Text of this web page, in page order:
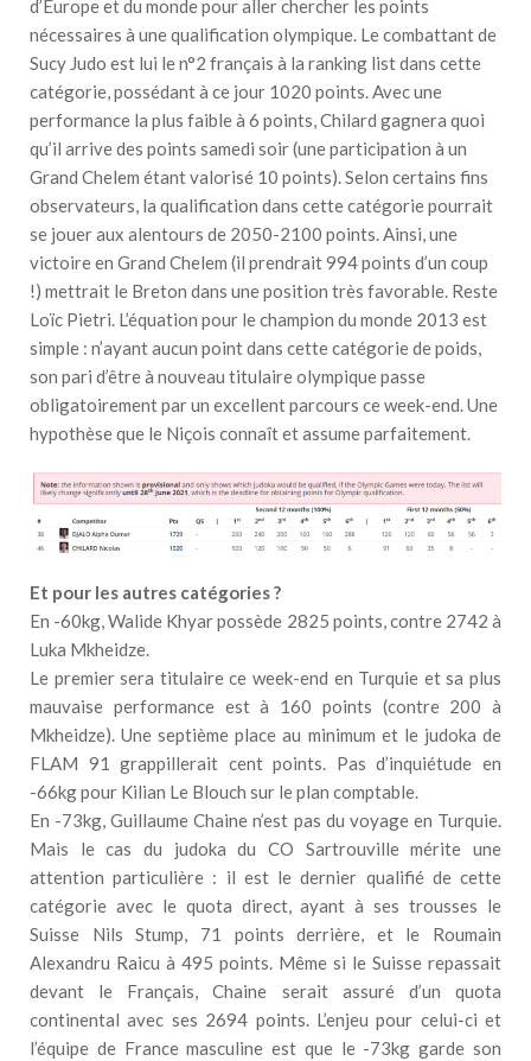
d’Europe et du monde pour aller chercher les points
nécessaires à une qualification olympique. Le combattant de
Sucy Judo est lui le n°2 français à la ranking list dans cette
catégorie, possédant à ce jour 1020 points. Avec une
performance la plus faible à 6 points, Chilard gagnera quoi
qu’il arrive des points samedi soir (une participation à un
Grand Chelem étant valorisé 10 points). Selon certains fins
observateurs, la qualification dans cette catégorie pourrait
se jouer aux alentours de 2050-2100 points. Ainsi, une
victoire en Grand Chelem (il prendrait 994 points d’un coup
!) mettrait le Breton dans une position très favorable. Reste
Loïc Pietri. L’équation pour le champion du monde 2013 est
simple : n’ayant aucun point dans cette catégorie de poids,
son pari d’être à nouveau titulaire olympique passe
obligatoirement par un excellent parcours ce week-end. Une
hypothèse que le Niçois connaît et assume parfaitement.
Et pour les autres catégories ?
En -60kg, Walide Khyar possède 2825 points, contre 2742 à
Luka Mkheidze.
Le premier sera titulaire ce week-end en Turquie et sa plus
mauvaise performance est à 160 points (contre 200 à
Mkheidze). Une septième place au minimum et le judoka de
FLAM 91 grappillerait cent points. Pas d’inquiétude en
-66kg pour Kilian Le Blouch sur le plan comptable.
En -73kg, Guillaume Chaine n’est pas du voyage en Turquie.
Mais le cas du judoka du CO Sartrouville mérite une
attention particulière : il est le dernier qualifié de cette
catégorie avec le quota direct, ayant à ses trousses le
Suisse Nils Stump, 71 points derrière, et le Roumain
Alexandru Raicu à 495 points. Même si le Suisse repassait
devant le Français, Chaine serait assuré d’un quota
continental avec ses 2694 points. L’enjeu pour celui-ci et
l’équipe de France masculine est que le -73kg garde son